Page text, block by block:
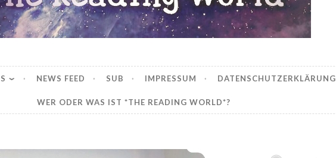
World
NEWS FEED SUB IMPRESSUM DATENSCHUTZERKLÄRUNG
WER ODER WAS IST *THE READING WORLD*?
*Mein LeseNovember 2019*